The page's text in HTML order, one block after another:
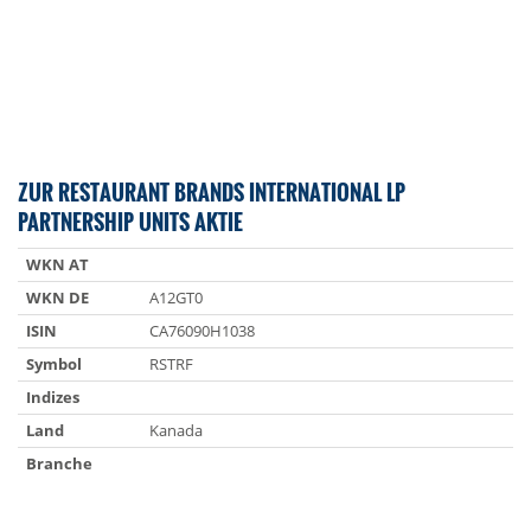
ZUR RESTAURANT BRANDS INTERNATIONAL LP
PARTNERSHIP UNITS AKTIE
WKN AT
WKN DE
A12GT0
ISIN
CA76090H1038
Symbol
RSTRF
Indizes
Land
Kanada
Branche